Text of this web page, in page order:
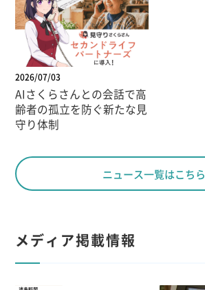
2026/07/03
AIさくらさんとの会話で高
齢者の孤立を防ぐ新たな見
守り体制
ニュース一覧はこちら
メディア掲載情報